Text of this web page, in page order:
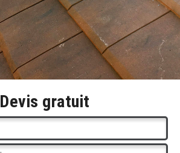
Devis gratuit